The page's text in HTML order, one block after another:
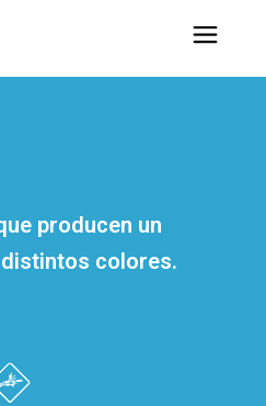
producen un
colores.